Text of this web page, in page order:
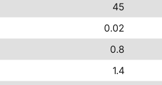
45
0.02
0.8
1.4